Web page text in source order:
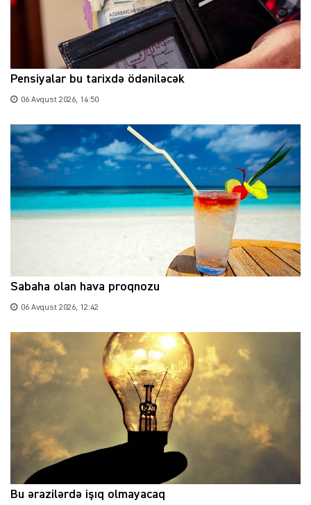
Pensiyalar bu tarixdə ödəniləcək
06 Avqust 2026, 14:50
Sabaha olan hava proqnozu
06 Avqust 2026, 12:42
Bu ərazilərdə işıq olmayacaq